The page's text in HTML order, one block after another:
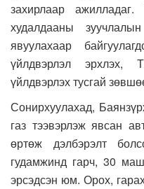
захирлаар
худалдааны
явуулахаар
үйлдвэрлэл
үйлдвэрлэх тусгай
Сонирхуулахад,
газ тээвэрлэж явсан
өртөж дэлбэрэлт
гудамжинд гарч, 30
эрсэдсэн юм. Орох,